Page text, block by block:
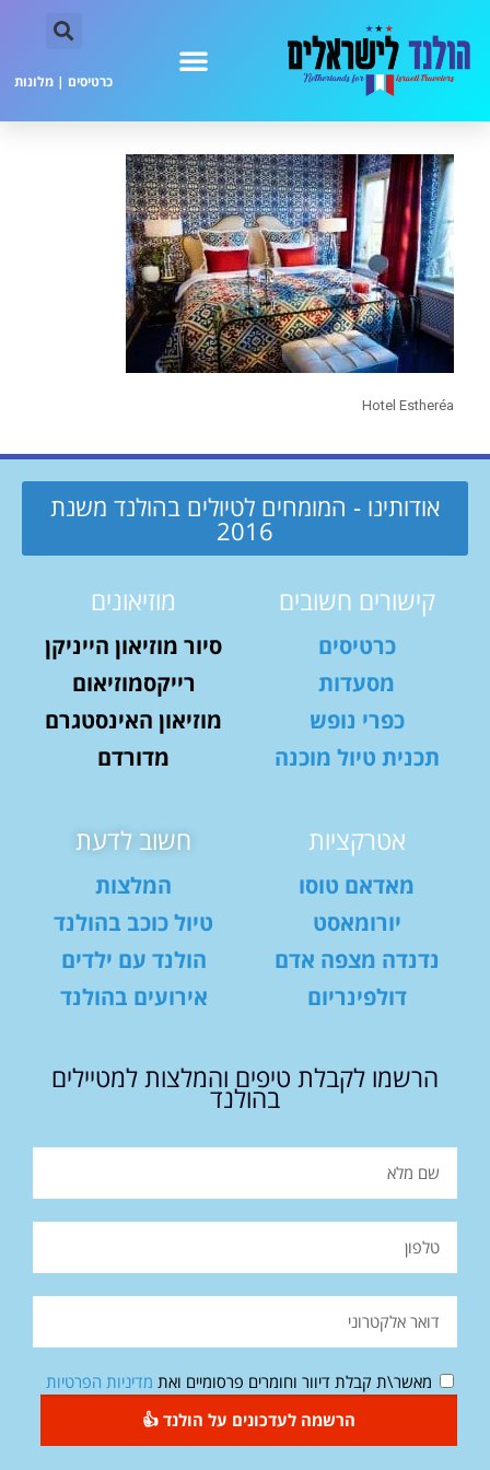
כרטיסים | מלונות
Hotel Estheréa
אודותינו - המומחים לטיולים בהולנד משנת
2016
קישורים חשובים
כרטיסים
מסעדות
כפרי נופש
תכנית טיול מוכנה
מוזיאונים
סיור מוזיאון הייניקן
רייקסמוזיאום
מוזיאון האינסטגרם
מדורדם
אטרקציות
מאדאם טוסו
יורומאסט
נדנדה מצפה אדם
דולפינריום
חשוב לדעת
המלצות
טיול כוכב בהולנד
הולנד עם ילדים
אירועים בהולנד
הרשמו לקבלת טיפים והמלצות למטיילים
בהולנד
מאשר\ת קבלת דיוור וחומרים פרסומיים ואת מדיניות הפרטיות
הרשמה לעדכונים על הולנד 👍